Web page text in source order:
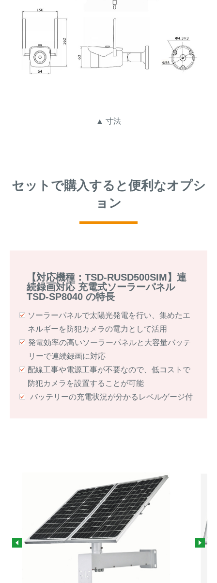
▲ 寸法
セットで購入すると便利なオプシ
ョン
【対応機種：TSD-RUSD500SIM】連
続録画対応 充電式ソーラーパネル
TSD-SP8040 の特長
ソーラーパネルで太陽光発電を行い、集めたエ
ネルギーを防犯カメラの電力として活用
発電効率の高いソーラーパネルと大容量バッテ
リーで連続録画に対応
配線工事や電源工事が不要なので、低コストで
防犯カメラを設置することが可能
バッテリーの充電状況が分かるレベルゲージ付